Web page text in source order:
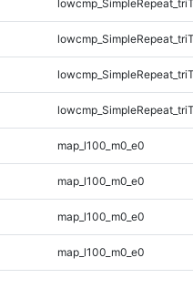
map_l100_m0_e0
map_l100_m0_e0
map_l100_m0_e0
map_l100_m0_e0